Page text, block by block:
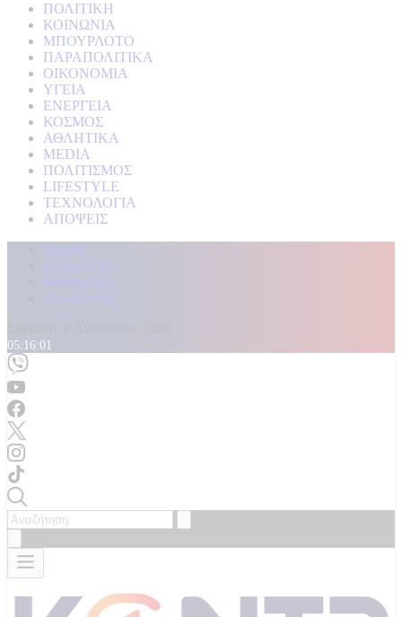
ΠΟΛΙΤΙΚΗ
ΚΟΙΝΩΝΙΑ
ΜΠΟΥΡΛΟΤΟ
ΠΑΡΑΠΟΛΙΤΙΚΑ
ΟΙΚΟΝΟΜΙΑ
ΥΓΕΙΑ
ΕΝΕΡΓΕΙΑ
ΚΟΣΜΟΣ
ΑΘΛΗΤΙΚΑ
MEDIA
ΠΟΛΙΤΙΣΜΟΣ
LIFESTYLE
ΤΕΧΝΟΛΟΓΙΑ
ΑΠΟΨΕΙΣ
Αρχική
Kontra Live
Καταγγελίες
Επικοινωνία
05:16:03